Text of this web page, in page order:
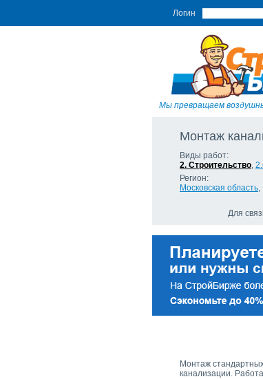
Логин
Мы превращаем
Монтаж
Виды работ:
2. Строительство,
Регион:
Московская область,
Для
Монтаж
канализации.